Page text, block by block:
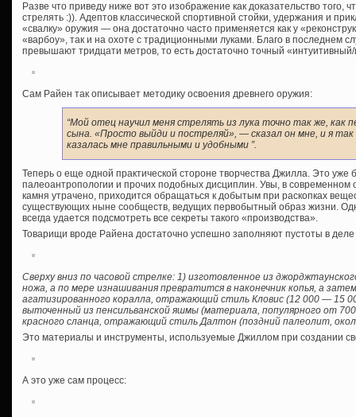
Разве что приведу ниже вот это изображение как доказательство того,
стрелять :)). Адептов классической спортивной стойки, удержания и
«свалку» оружия — она достаточно часто применяется как у
«варбоу», так и на охоте с традиционными луками. Благо в последнем
превышают тридцати метров, то есть достаточно точный
Сам Райен так описывает методику освоения древнего оружия:
“Мой отец научил меня стрелять из лука точно так же, как
сына. «Просто выйди и постреляй», — сказал он мне, и я
казалась мне правильными и удобными ”.
Теперь о еще одной практической стороне творчества Джилла. Это уже
палеоантропологии и прочих подобных дисциплин. Увы, в современном
камня утрачено, приходится обращаться к добытым при раскопках
существующих ныне сообществ, ведущих первобытный образ жизни.
всегда удается подсмотреть все секреты такого «производства».
Товарищи вроде Райена достаточно успешно заполняют пустоты в
Сверху вниз по часовой стрелке: 1) изготовленное из
ножа, а по мере изнашивания превратится в наконечник копья, а
агатизированного коралла, отражающий стиль Кловис (12 000 — 15
выточенный из пенсильванской яшмы (материала, популярного от
красного сланца, отражающий стиль Далтон (поздний палеолит,
Это материалы и инструменты, используемые Джиллом при создании
А это уже сам процесс: